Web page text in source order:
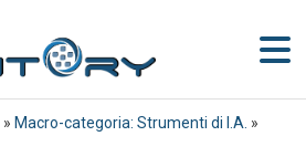
» Macro-categoria: Strumenti di I.A. »